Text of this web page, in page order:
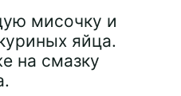
мисочку и
яйца.
на смазку